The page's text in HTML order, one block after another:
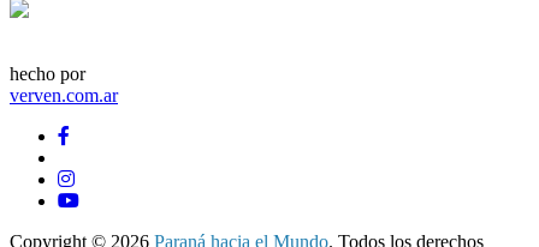
hecho por
verven.com.ar
Copyright © 2026 Paraná hacia el Mundo. Todos los derechos